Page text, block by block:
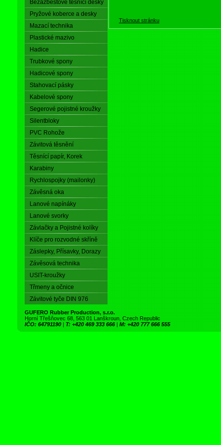
Bezazbestové těsnící desky
Pryžové koberce a desky
Mazací technika
Plastické mazivo
Hadice
Trubkové spony
Hadicové spony
Stahovací pásky
Kabelové spony
Segerové pojistné kroužky
Silentbloky
PVC Rohože
Závitová těsnění
Těsnící papír, Korek
Karabiny
Rychlospojky (mailonky)
Závěsná oka
Lanové napínáky
Lanové svorky
Závlačky a Pojistné kolíky
Klíče pro rozvodné skříně
Záslepky, Přísavky, Dorazy
Závěsová technika
USIT-kroužky
Třmeny a očnice
Závitové tyče DIN 976
Tisknout stránku
GUFERO Rubber Production, s.r.o.
Horní Třešňovec 68, 563 01 Lanškroun, Czech Republic
IČO: 64791190 | T: +420 469 333 666 | M: +420 777 666 555